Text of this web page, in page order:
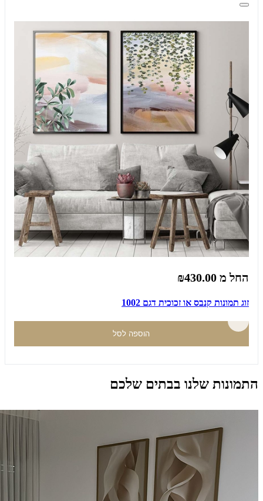
החל מ ₪430.00
זוג תמונות קנבס או זכוכית דגם 1002
הוספה לסל
התמונות שלנו בבתים שלכם